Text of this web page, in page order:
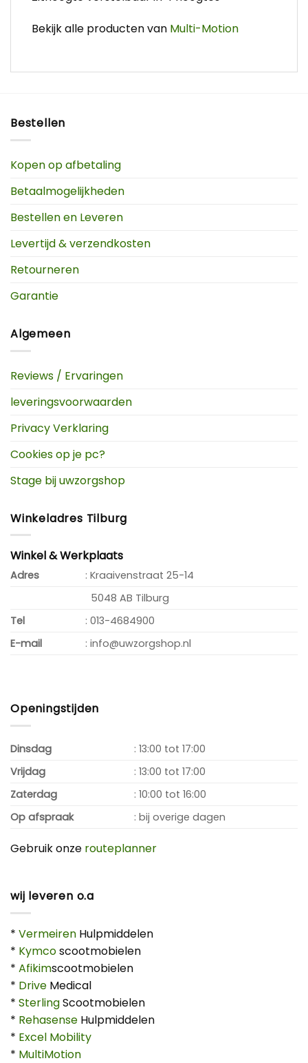
Bekijk alle producten van Multi-Motion
Bestellen
Kopen op afbetaling
Betaalmogelijkheden
Bestellen en Leveren
Levertijd & verzendkosten
Retourneren
Garantie
Algemeen
Reviews / Ervaringen
leveringsvoorwaarden
Privacy Verklaring
Cookies op je pc?
Stage bij uwzorgshop
Winkeladres Tilburg
Winkel & Werkplaats
Adres
: Kraaivenstraat 25-14
5048 AB Tilburg
Tel
: 013-4684900
E-mail
: info@uwzorgshop.nl
Openingstijden
Dinsdag
: 13:00 tot 17:00
Vrijdag
: 13:00 tot 17:00
Zaterdag
: 10:00 tot 16:00
Op afspraak
: bij overige dagen
Gebruik onze routeplanner
wij leveren o.a
* Vermeiren Hulpmiddelen
* Kymcoscootmobielen
* Afikimscootmobielen
* Drive Medical
* SterlingScootmobielen
* Rehasense Hulpmiddelen
* Excel Mobility
* MultiMotion